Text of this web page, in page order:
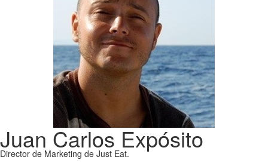
Juan Carlos Expósito
Director de Marketing de Just Eat.